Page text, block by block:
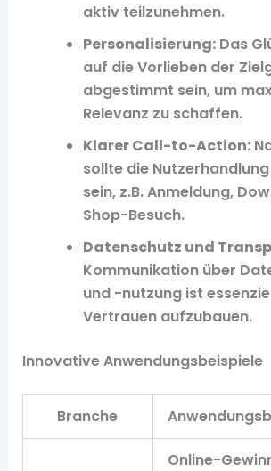
aktiv teilzunehmen.
Personalisierung:Das
auf die Vorlieben der
abgestimmt sein, um
Relevanz zu schaffen.
Klarer Call-to-Action:
sollte die
sein, z.B. Anmeldung,
Shop-Besuch.
Datenschutz und
Kommunikation über
und -nutzung ist
Vertrauen aufzubauen.
Innovative Anwendungsbeispiele
Branche
Online-